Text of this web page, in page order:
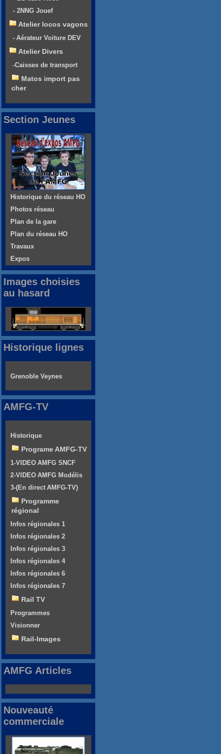
- 2NNG Jouef
Atelier locos vagons
- Aérateur Voiture DEV
Atelier Divers
-Caisses de transport
Matos import pas
cher
Section Jeunes
Historique du réseau HO
Photos réseau
Plan de la gare
Plan du réseau HO
Travaux
Expos
Images choisies
au hasard
Historique lignes
Grenoble Veynes
AMFG-TV
Historique
Programe AMFG-TV
1-VIDEO AMFG SNCF
2-VIDEO AMFG Modélis
3-(En direct AMFG-TV)
Programme
régional
Infos régionales 1
Infos régionales 2
Infos régionales 3
Infos régionales 4
Infos régionales 6
Infos régionales 7
Rail TV
Programmes
Visionner
Rail-Images
AMFG Articles
Nouveauté
commerciale